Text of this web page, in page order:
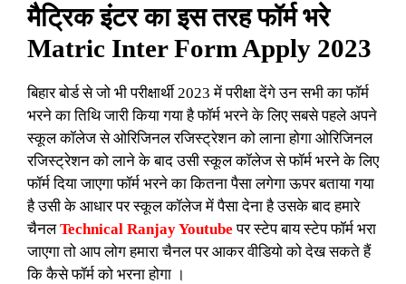
मैट्रिक इंटर का इस तरह फॉर्म भरे
Matric Inter Form Apply 2023
बिहार बोर्ड से जो भी परीक्षार्थी 2023 में परीक्षा देंगे उन सभी का फॉर्म
भरने का तिथि जारी किया गया है फॉर्म भरने के लिए सबसे पहले अपने
स्कूल कॉलेज से ओरिजिनल रजिस्ट्रेशन को लाना होगा ओरिजिनल
रजिस्ट्रेशन को लाने के बाद उसी स्कूल कॉलेज से फॉर्म भरने के लिए
फॉर्म दिया जाएगा फॉर्म भरने का कितना पैसा लगेगा ऊपर बताया गया
है उसी के आधार पर स्कूल कॉलेज में पैसा देना है उसके बाद हमारे
चैनलTechnical Ranjay Youtube पर स्टेप बाय स्टेप फॉर्म भरा
जाएगा तो आप लोग हमारा चैनल पर आकर वीडियो को देख सकते हैं
कि कैसे फॉर्म को भरना होगा ।